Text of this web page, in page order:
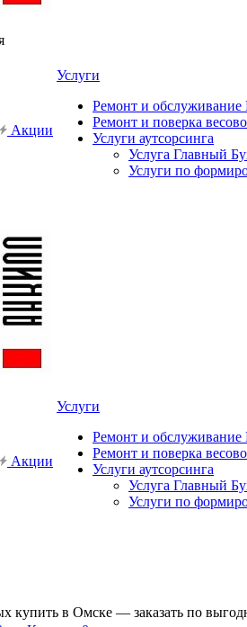
Акции
Услуги
Ремонт и
Ремонт и поверка
Услуги аутсорсинга
Услуга Главный
Услуги по
Акции
Услуги
Ремонт и
Ремонт и поверка
Услуги аутсорсинга
Услуга Главный
Услуги по
купить в Омске — заказать по